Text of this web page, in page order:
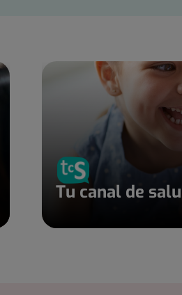
Tu canal de